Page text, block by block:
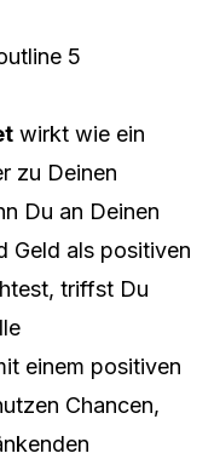
wirkt wie ein
zu Deinen
Du an Deinen
Geld als positiven
triffst Du
einem positiven
Chancen,